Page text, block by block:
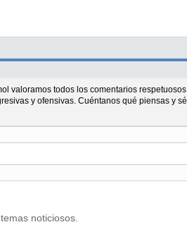
valoramos todos los comentarios
y ofensivas. Cuéntanos qué piensas y sé
noticiosos.